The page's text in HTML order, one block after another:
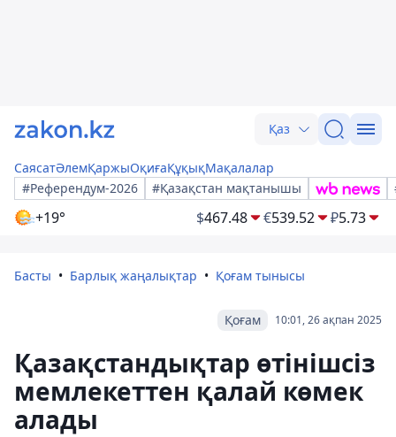
Қаз
СаясатӘлемҚаржыОқиғаҚұқықМақалалар
#Референдум-2026
#Қазақстан мақтанышы
+19° $467.48 €539.52 ₽5.73
Басты Барлық жаңалықтар Қоғам тынысы
10:01, 26 ақпан 2025
Қоғам
Қазақстандықтар өтінішсіз
мемлекеттен қалай көмек
алады